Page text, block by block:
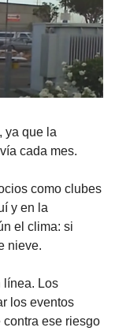
ya que la
cada mes.
como clubes
y en la
el clima: si
nieve.
línea. Los
los eventos
ese riesgo